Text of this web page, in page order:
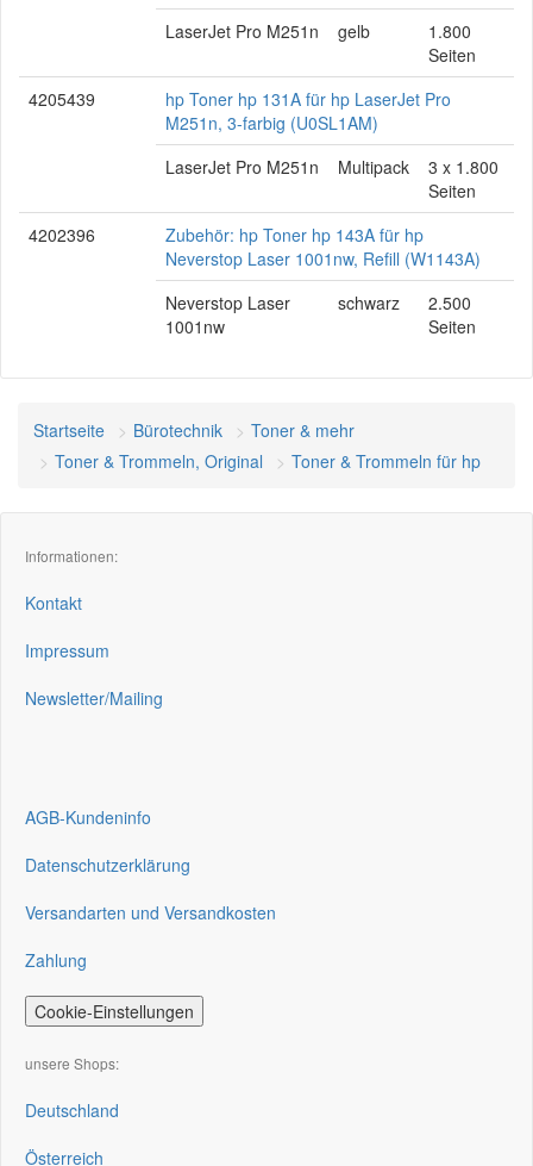
LaserJet Pro M251n
gelb
1.800
Seiten
4205439
hp Toner hp 131A für hp LaserJet Pro
M251n, 3-farbig (U0SL1AM)
LaserJet Pro M251n
Multipack
3 x 1.800
Seiten
4202396
Zubehör: hp Toner hp 143A für hp
Neverstop Laser 1001nw, Refill (W1143A)
Neverstop Laser
1001nw
schwarz
2.500
Seiten
Startseite Bürotechnik
Toner & mehr
Toner & Trommeln, Original
Toner & Trommeln für hp
Informationen:
Kontakt
Impressum
Newsletter/Mailing
AGB-Kundeninfo
Datenschutzerklärung
Versandarten und Versandkosten
Zahlung
Cookie-Einstellungen
unsere Shops:
Deutschland
Österreich